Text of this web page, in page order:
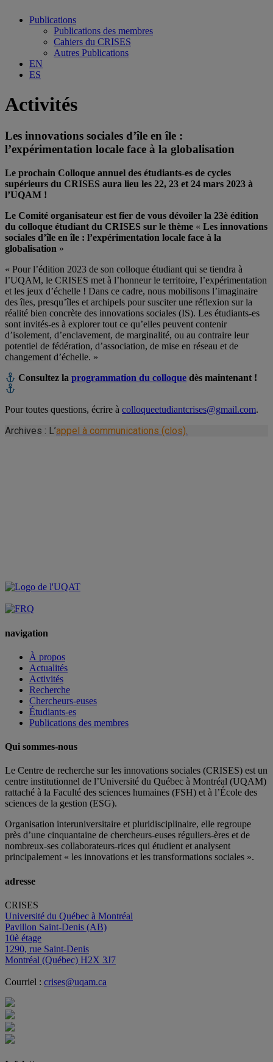
Publications
Publications des membres
Cahiers du CRISES
Autres Publications
EN
ES
Activités
Les innovations sociales d’île en île :
l’expérimentation locale face à la globalisation
Le prochain Colloque annuel des étudiants-es de cycles
supérieurs du CRISES aura lieu les 22, 23 et 24 mars 2023 à
l’UQAM !
Le Comité organisateur est fier de vous dévoiler la 23è édition
du colloque étudiant du CRISES sur le thème « Les innovations
sociales d’île en île : l’expérimentation locale face à la
globalisation »
« Pour l’édition 2023 de son colloque étudiant qui se tiendra à
l’UQAM, le CRISES met à l’honneur le territoire, l’expérimentation
et les jeux d’échelle ! Dans ce cadre, nous mobilisons l’imaginaire
des îles, presqu’îles et archipels pour susciter une réflexion sur la
réalité bien concrète des innovations sociales (IS). Les étudiants-es
sont invités-es à explorer tout ce qu’elles peuvent contenir
d’isolement, d’enclavement, de marginalité, ou au contraire leur
potentiel de fédération, d’association, de mise en réseau et de
changement d’échelle. »
Consultez laprogrammation du colloque dès maintenant !
Pour toutes questions, écrire à colloqueetudiantcrises@gmail.com.
Archives : L’appel à communications (clos).
navigation
À propos
Actualités
Activités
Recherche
Chercheurs-euses
Étudiants-es
Publications des membres
Qui sommes-nous
Le Centre de recherche sur les innovations sociales (CRISES) est un
centre institutionnel de l’Université du Québec à Montréal (UQAM)
rattaché à la Faculté des sciences humaines (FSH) et à l’École des
sciences de la gestion (ESG).
Organisation interuniversitaire et pluridisciplinaire, elle regroupe
près d’une cinquantaine de chercheurs-euses réguliers-ères et de
nombreux-ses collaborateurs-rices qui étudient et analysent
principalement « les innovations et les transformations sociales ».
adresse
CRISES
Université du Québec à Montréal
Pavillon Saint-Denis (AB)
10è étage
1290, rue Saint-Denis
Montréal (Québec) H2X 3J7
Courriel : crises@uqam.ca